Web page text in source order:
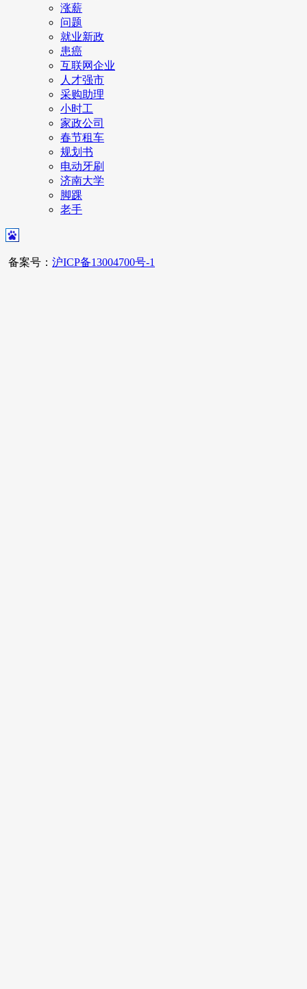
涨薪
问题
就业新政
患癌
互联网企业
人才强市
采购助理
小时工
家政公司
春节租车
规划书
电动牙刷
济南大学
脚踝
老手
备案号： 沪ICP备13004700号-1